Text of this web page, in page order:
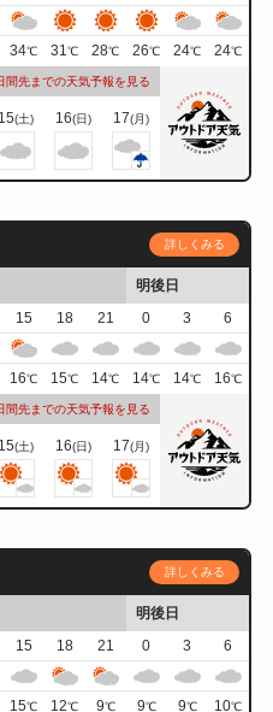
34℃ 31℃ 28℃ 26℃ 24℃ 24℃
間先までの天気予報を見る
15(土) 16(日) 17(月)
詳しくみる
明後日
15 18 21 0 3
6
16℃ 15℃ 14℃ 14℃ 14℃ 16℃
間先までの天気予報を見る
15(土) 16(日) 17(月)
詳しくみる
明後日
15 18 21 0 3
6
15℃ 12℃ 9℃ 9℃ 9℃ 10℃